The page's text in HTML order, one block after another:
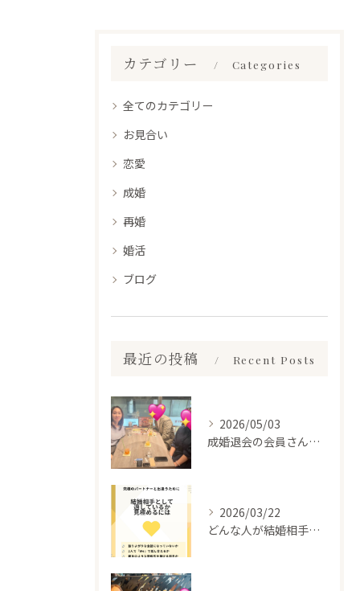
カテゴリー Categories
全てのカテゴリー
お見合い
恋愛
成婚
再婚
婚活
ブログ
最近の投稿 Recent Posts
2026/05/03
成婚退会の会員さんとお会いして来ました✨
2026/03/22
どんな人が結婚相手だといいのか